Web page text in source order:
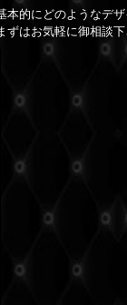
的にどのようなデ
はお気軽に御相談下